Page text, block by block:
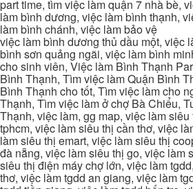
part time, tìm việc làm quận 7 nhà bè,
làm bình dương, việc làm bình thạnh,
làm bình chánh, việc làm bảo vệ
việc làm bình dương thủ dầu một, việc
bình sơn quảng ngãi, việc làm bình
cho sinh viên, Việc làm Bình Thạnh
Bình Thạnh, Tìm việc làm Quận Bình
Bình Thạnh cho tốt, Tìm việc làm cho
Thạnh, Tìm việc làm ở chợ Bà Chiểu,
Thạnh, việc làm, gg map, việc làm
tphcm, việc làm siêu thị cần thơ, việc
làm siêu thị emart, việc làm siêu thị
đà nẵng, việc làm siêu thị go, việc làm
siêu thị điện máy chợ lớn, việc làm
thơ, việc làm tgdd an giang, việc làm